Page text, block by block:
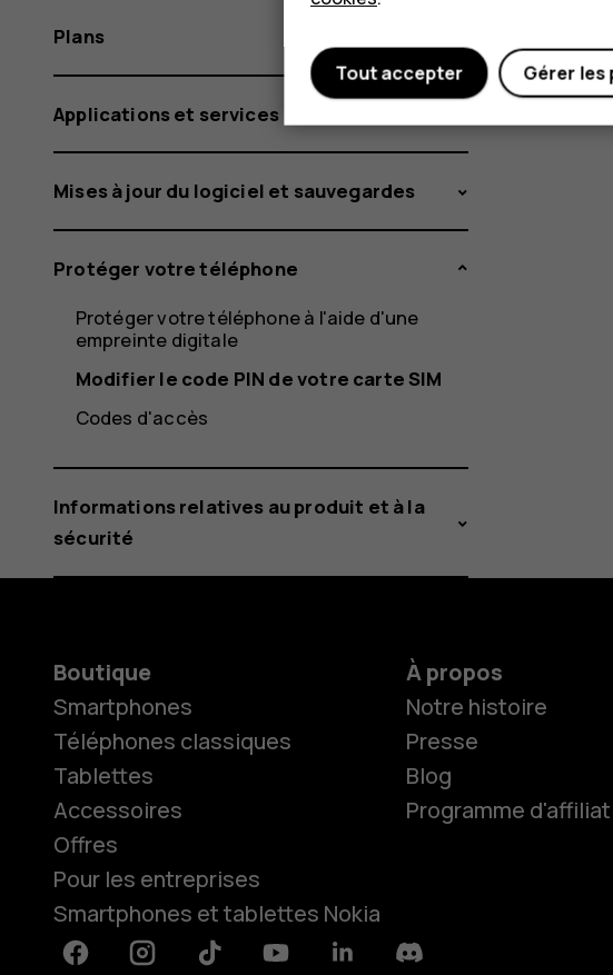
Plans
Applications et services
Mises à jour du logiciel et sauvegardes
Protéger votre téléphone
Protéger votre téléphone à l'aide d'une
empreinte digitale
Modifier le code PIN de votre carte SIM
Codes d'accès
Informations relatives au produit et à la
sécurité
Boutique
Smartphones
Téléphones classiques
Tablettes
Accessoires
Offres
Pour les entreprises
Smartphones et tablettes Nokia
À propos
Notre histoire
Presse
Blog
Programme
FacebookInstagramTiktok YoutubeLinkedinDiscord
Gérer
Tout accepter